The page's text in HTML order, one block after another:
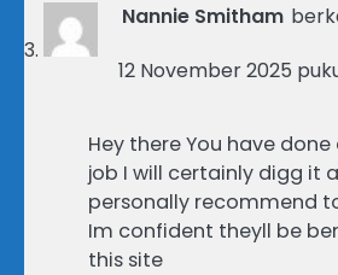
Nannie Smitham
12 November 2025
Hey there You have
job I will certainly digg it
personally recommend
Im confident theyll be
this site